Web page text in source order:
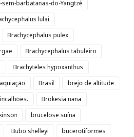
barbatanas-do-Yangtzé
lulai
Brachycephalus pulex
Brachycephalus tabuleiro
Brachyteles hypoxanthus
Brasil
brejo de altitude
Brokesia nana
brucelose suína
Bubo shelleyi
bucerotiformes